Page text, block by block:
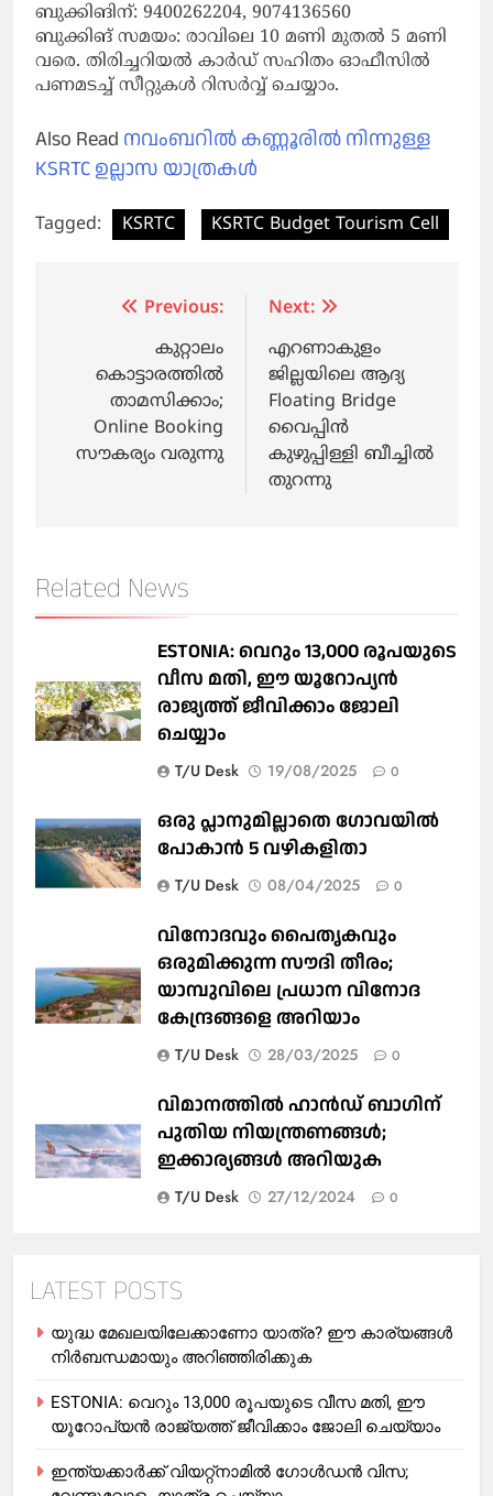
ബുക്കിങിന്: 9400262204, 9074136560
ബുക്കിങ് സമയം: രാവിലെ 10 മണി മുതൽ 5 മണി
വരെ. തിരിച്ചറിയൽ കാർഡ് സഹിതം ഓഫീസിൽ
പണമടച്ച് സീറ്റുകൾ റിസർവ്വ് ചെയ്യാം.
Also Read നവംബറിൽ കണ്ണൂരിൽ നിന്നുള്ള
KSRTC ഉല്ലാസ യാത്രകൾ
Tagged: KSRTC KSRTC Budget Tourism Cell
navigation
Previous:
കുറ്റാലം
കൊട്ടാരത്തിൽ
താമസിക്കാം;
Online Booking
സൗകര്യം വരുന്നു
Next:
എറണാകുളം
ജില്ലയിലെ ആദ്യ
Floating Bridge
വൈപ്പിന്‍
കുഴുപ്പിള്ളി ബീച്ചില്‍
തുറന്നു
Related News
ESTONIA: വെറും 13,000 രൂപയുടെ
വീസ മതി, ഈ യൂറോപ്യന്‍
രാജ്യത്ത് ജീവിക്കാം ജോലി
ചെയ്യാം
T/U Desk 19/08/2025 0
ഒരു പ്ലാനുമില്ലാതെ ഗോവയില്‍
പോകാൻ 5 വഴികളിതാ
T/U Desk 08/04/2025 0
വിനോദവും പൈതൃകവും
ഒരുമിക്കുന്ന സൗദി തീരം;
യാമ്പുവിലെ പ്രധാന വിനോദ
കേന്ദ്രങ്ങളെ അറിയാം
T/U Desk 28/03/2025 0
വിമാനത്തിൽ ഹാൻഡ് ബാഗിന്
പുതിയ നിയന്ത്രണങ്ങൾ;
ഇക്കാര്യങ്ങൾ അറിയുക
T/U Desk 27/12/2024 0
LATEST POSTS
യുദ്ധ മേഖലയിലേക്കാണോ യാത്ര? ഈ കാര്യങ്ങള്‍
നിര്‍ബന്ധമായും അറിഞ്ഞിരിക്കുക
ESTONIA: വെറും 13,000 രൂപയുടെ വീസ മതി, ഈ
യൂറോപ്യന്‍ രാജ്യത്ത് ജീവിക്കാം ജോലി ചെയ്യാം
ഇന്ത്യക്കാർക്ക് വിയറ്റ്‌നാമില്‍ ഗോള്‍ഡന്‍ വിസ;